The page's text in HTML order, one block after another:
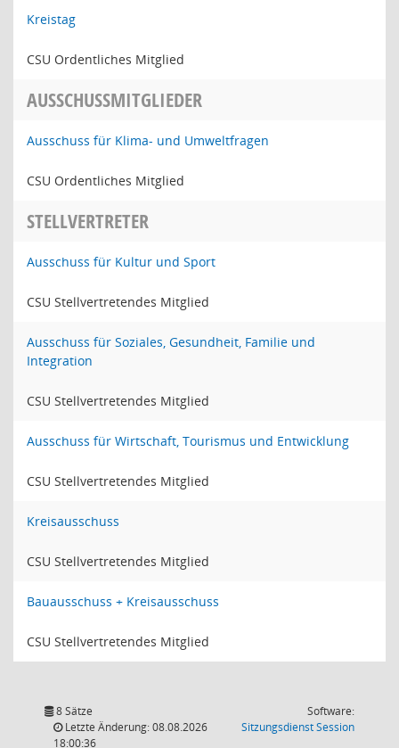
Kreistag
CSU Ordentliches Mitglied
AUSSCHUSSMITGLIEDER
Ausschuss für Klima- und Umweltfragen
CSU Ordentliches Mitglied
STELLVERTRETER
Ausschuss für Kultur und Sport
CSU Stellvertretendes Mitglied
Ausschuss für Soziales, Gesundheit, Familie und
Integration
CSU Stellvertretendes Mitglied
Ausschuss für Wirtschaft, Tourismus und Entwicklung
CSU Stellvertretendes Mitglied
Kreisausschuss
CSU Stellvertretendes Mitglied
Bauausschuss + Kreisausschuss
CSU Stellvertretendes Mitglied
8 Sätze
Letzte Änderung: 08.08.2026
18:00:36
Software:
SitzungsdienstSession(Wird in